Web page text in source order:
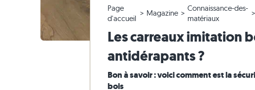
Carrelage en quartzite
Carrelage antique
Carrelage de mosaique
Carrelage blanc
Carrelage gris
Dalles en pierre calcaire
Dalles en quartzite
Dalles polygonales
Dalles beiges
Blocs marches en
Modifier la commande & annuler
Livraison & Transport
Aménagement du jardin
Impressions des clients
Marbre
Grès
Ardoise
Page
d'accueil
Magazine
Connaissance-des-
matériaux
Les carreaux imitation
antidérapants ?
Bon à savoir : voici comment est la
bois